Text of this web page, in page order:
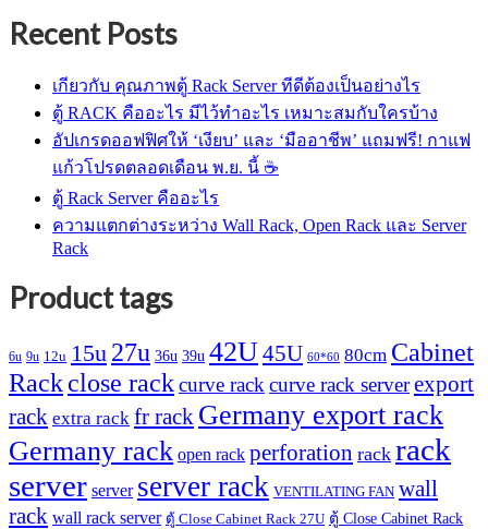
was:
฿ 20,580.
Recent Posts
เกียวกับ คุณภาพตู้ Rack Server ทีดีต้องเป็นอย่างไร
ตู้ RACK คืออะไร มีไว้ทำอะไร เหมาะสมกับใครบ้าง
อัปเกรดออฟฟิศให้ ‘เงียบ’ และ ‘มืออาชีพ’ แถมฟรี! กาแฟ
แก้วโปรดตลอดเดือน พ.ย. นี้ ☕
ตู้ Rack Server คืออะไร
ความแตกต่างระหว่าง Wall Rack, Open Rack และ Server
Rack
Product tags
6u 9u 12u 15u 27u 36u 39u 42U45U 60*60 80cm Cabinet
Rackclose rackcurve rack curve rack serverexport
rack extra rack fr rack Germany export rack
Germany rack open rack perforation rack rack
server server server rack VENTILATING FAN wall
rack wall rack server ตู้ Close Cabinet Rack 27U ตู้ Close Cabinet Rack